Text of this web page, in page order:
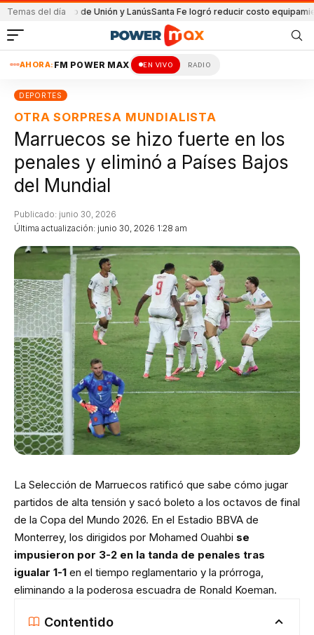
Temas del día
partido de Unión y LanúsSanta Fe logró reducir costo equipamiento
AHORA: FM POWER MAX EN VIVO RADIO
DEPORTES
OTRA SORPRESA MUNDIALISTA
Marruecos se hizo fuerte en los
penales y eliminó a Países Bajos
del Mundial
Última actualización: junio 30, 2026 1:28 am
Publicado: junio 30, 2026
La Selección de Marruecos ratificó que sabe cómo jugar
partidos de alta tensión y sacó boleto a los octavos de final
de la Copa del Mundo 2026. En el Estadio BBVA de
Monterrey, los dirigidos por Mohamed Ouahbi se
impusieron por 3-2 en la tanda de penales tras
igualar 1-1 en el tiempo reglamentario y la prórroga,
eliminando a la poderosa escuadra de Ronald Koeman.
Contentido